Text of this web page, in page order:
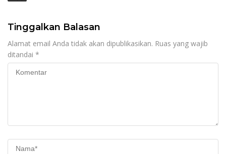
Tinggalkan Balasan
Alamat email Anda tidak akan dipublikasikan. Ruas yang wajib
ditandai *